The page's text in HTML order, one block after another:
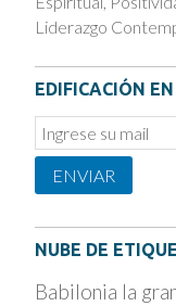
Liderazgo
EDIFICACIÓN
Email
Subscription
ENVIAR
NUBE DE
Babilonia la